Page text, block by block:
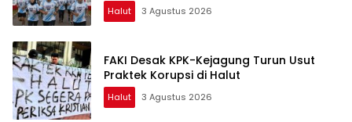
Halut 3 Agustus 2026
FAKI Desak KPK-Kejagung Turun Usut
Praktek Korupsi di Halut
Halut 3 Agustus 2026